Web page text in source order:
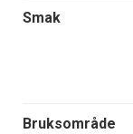
Smak
Bruksområde